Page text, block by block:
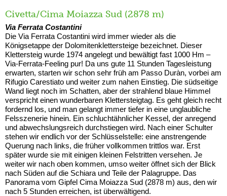
Civetta/Cima Moiazza Sud (2878 m)
Via Ferrata Costantini
Die Via Ferrata Costantini wird immer wieder als die
Königsetappe der Dolomitenklettersteige bezeichnet. Dieser
Klettersteig wurde 1974 angelegt und bewältigt fast 1000 Hm –
Via-Ferrata-Feeling pur! Da uns gute 11 Stunden Tagesleistung
erwarten, starten wir schon sehr früh am Passo Duràn, vorbei am
Rifugio Carestiato und weiter zum nahen Einstieg. Die südseitige
Wand liegt noch im Schatten, aber der strahlend blaue Himmel
verspricht einen wunderbaren Klettersteigtag. Es geht gleich recht
fordernd los, und man gelangt immer tiefer in eine unglaubliche
Felsszenerie hinein. Ein schluchtähnlicher Kessel, der anregend
und abwechslungsreich durchstiegen wird. Nach einer Schulter
stehen wir endlich vor der Schlüsselstelle: eine anstrengende
Querung nach links, die früher vollkommen trittlos war. Erst
später wurde sie mit einigen kleinen Felstritten versehen. Je
weiter wir nach oben kommen, umso weiter öffnet sich der Blick
nach Süden auf die Schiara und Teile der Palagruppe. Das
Panorama vom Gipfel Cima Moiazza Sud (2878 m) aus, den wir
nach 5 Stunden erreichen, ist überwältigend.